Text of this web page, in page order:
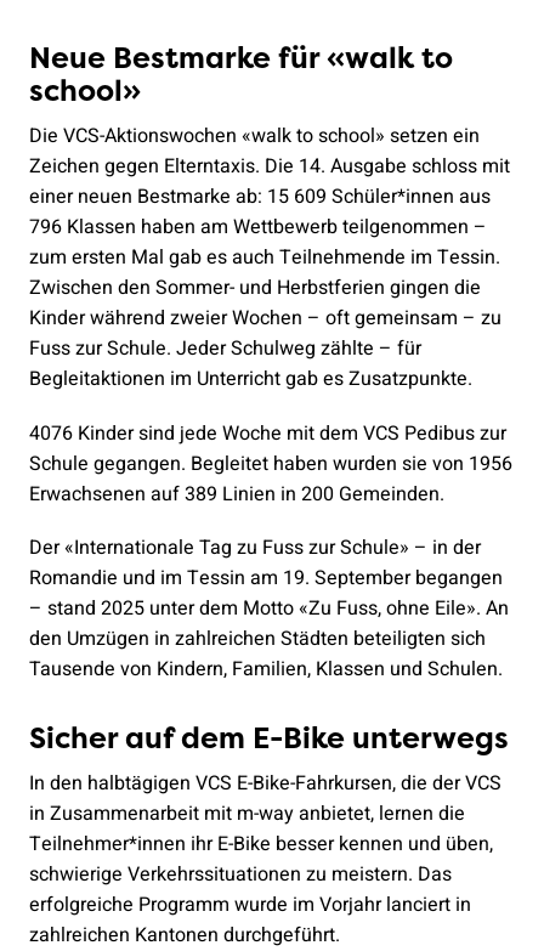
Neue Bestmarke für «walk to
school»
Die VCS-Aktionswochen «walk to school» setzen ein
Zeichen gegen Elterntaxis. Die 14. Ausgabe schloss mit
einer neuen Bestmarke ab: 15 609 Schüler*innen aus
796 Klassen haben am Wettbewerb teilgenommen –
zum ersten Mal gab es auch Teilnehmende im Tessin.
Zwischen den Sommer- und Herbstferien gingen die
Kinder während zweier Wochen – oft gemeinsam – zu
Fuss zur Schule. Jeder Schulweg zählte – für
Begleitaktionen im Unterricht gab es Zusatzpunkte.
4076 Kinder sind jede Woche mit dem VCS Pedibus zur
Schule gegangen. Begleitet haben wurden sie von 1956
Erwachsenen auf 389 Linien in 200 Gemeinden.
Der «Internationale Tag zu Fuss zur Schule» – in der
Romandie und im Tessin am 19. September begangen
– stand 2025 unter dem Motto «Zu Fuss, ohne Eile». An
den Umzügen in zahlreichen Städten beteiligten sich
Tausende von Kindern, Familien, Klassen und Schulen.
Sicher auf dem E-Bike unterwegs
In den halbtägigen VCS E-Bike-Fahrkursen, die der VCS
in Zusammenarbeit mit m-way anbietet, lernen die
Teilnehmer*innen ihr E-Bike besser kennen und üben,
schwierige Verkehrssituationen zu meistern. Das
erfolgreiche Programm wurde im Vorjahr lanciert in
zahlreichen Kantonen durchgeführt.